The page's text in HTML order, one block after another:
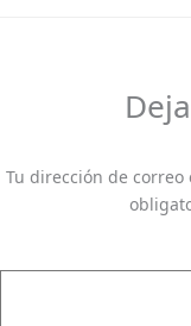
Tu dirección de